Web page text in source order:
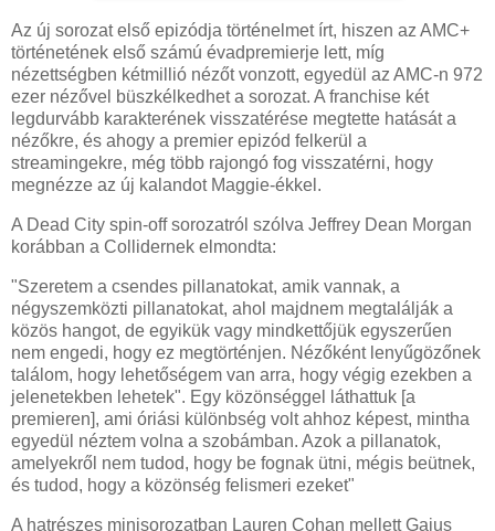
Az új sorozat első epizódja történelmet írt, hiszen az AMC+
történetének első számú évadpremierje lett, míg
nézettségben kétmillió nézőt vonzott, egyedül az AMC-n 972
ezer nézővel büszkélkedhet a sorozat. A franchise két
legdurvább karakterének visszatérése megtette hatását a
nézőkre, és ahogy a premier epizód felkerül a
streamingekre, még több rajongó fog visszatérni, hogy
megnézze az új kalandot Maggie-ékkel.
A Dead City spin-off sorozatról szólva Jeffrey Dean Morgan
korábban a Collidernek elmondta:
"Szeretem a csendes pillanatokat, amik vannak, a
négyszemközti pillanatokat, ahol majdnem megtalálják a
közös hangot, de egyikük vagy mindkettőjük egyszerűen
nem engedi, hogy ez megtörténjen. Nézőként lenyűgözőnek
találom, hogy lehetőségem van arra, hogy végig ezekben a
jelenetekben lehetek". Egy közönséggel láthattuk [a
premieren], ami óriási különbség volt ahhoz képest, mintha
egyedül néztem volna a szobámban. Azok a pillanatok,
amelyekről nem tudod, hogy be fognak ütni, mégis beütnek,
és tudod, hogy a közönség felismeri ezeket"
A hatrészes minisorozatban Lauren Cohan mellett Gaius